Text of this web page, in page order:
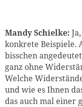
Mandy Schielke:
konkrete Beispiele.
bisschen
ganz ohne
Welche
und wie es Ihnen
das auch mal einer